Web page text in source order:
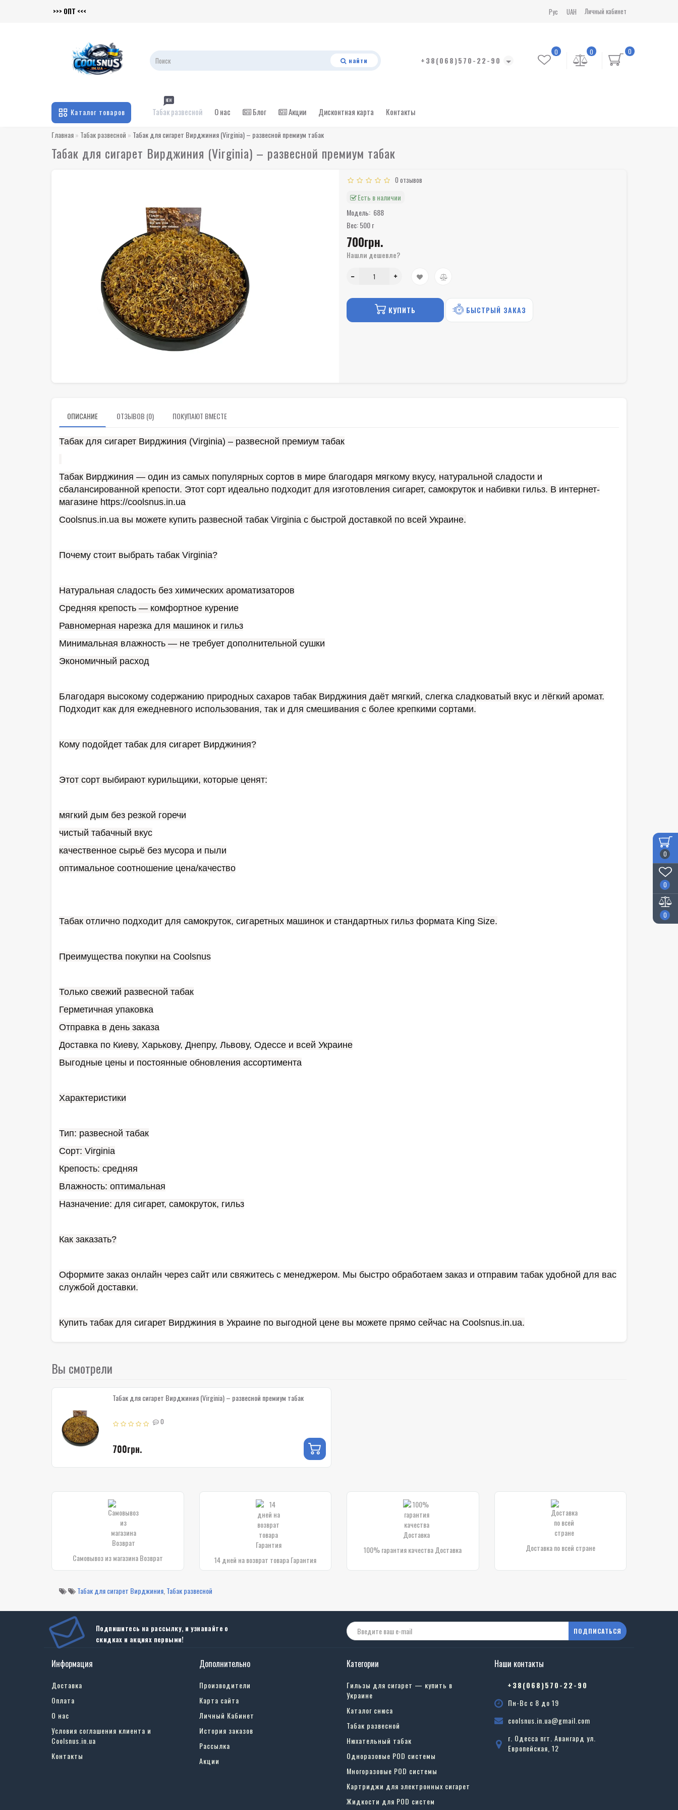
0
0
0
Личный кабинет
UAH
Рус
>>> ОПТ <<<
найти +38(068)570-22-90
0
0
0
Каталог товаров Табак развесной
NEW
О нас Блог Акции Дисконтная карта Контакты
Главная Табак развесной Табак для сигарет Вирджиния (Virginia) – развесной премиум табак
Табак для сигарет Вирджиния (Virginia) – развесной премиум табак
0 отзывов
Есть в наличии
Модель: 688
Вес: 500 г
700грн.
Нашли дешевле?
КУПИТЬ БЫСТРЫЙ ЗАКАЗ
ОПИСАНИЕ ОТЗЫВОВ (0) ПОКУПАЮТ ВМЕСТЕ
Табак для сигарет Вирджиния (Virginia) – развесной премиум табак
Табак Вирджиния — один из самых популярных сортов в мире благодаря мягкому вкусу, натуральной сладости и
сбалансированной крепости. Этот сорт идеально подходит для изготовления сигарет, самокруток и набивки гильз. В интернет-
магазине https://coolsnus.in.ua
Coolsnus.in.ua вы можете купить развесной табак Virginia с быстрой доставкой по всей Украине.
Почему стоит выбрать табак Virginia?
Натуральная сладость без химических ароматизаторов
Средняя крепость — комфортное курение
Равномерная нарезка для машинок и гильз
Минимальная влажность — не требует дополнительной сушки
Экономичный расход
Благодаря высокому содержанию природных сахаров табак Вирджиния даёт мягкий, слегка сладковатый вкус и лёгкий аромат.
Подходит как для ежедневного использования, так и для смешивания с более крепкими сортами.
Кому подойдет табак для сигарет Вирджиния?
Этот сорт выбирают курильщики, которые ценят:
мягкий дым без резкой горечи
чистый табачный вкус
качественное сырьё без мусора и пыли
оптимальное соотношение цена/качество
Табак отлично подходит для самокруток, сигаретных машинок и стандартных гильз формата King Size.
Преимущества покупки на Coolsnus
Только свежий развесной табак
Герметичная упаковка
Отправка в день заказа
Доставка по Киеву, Харькову, Днепру, Львову, Одессе и всей Украине
Выгодные цены и постоянные обновления ассортимента
Характеристики
Тип: развесной табак
Сорт: Virginia
Крепость: средняя
Влажность: оптимальная
Назначение: для сигарет, самокруток, гильз
Как заказать?
Оформите заказ онлайн через сайт или свяжитесь с менеджером. Мы быстро обработаем заказ и отправим табак удобной для вас
службой доставки.
Купить табак для сигарет Вирджиния в Украине по выгодной цене вы можете прямо сейчас на Coolsnus.in.ua.
Вы смотрели
Табак для сигарет Вирджиния (Virginia) – развесной премиум табак
0
700грн.
Самовывоз из магазина Возврат 14 дней на возврат товара Гарантия
100% гарантия качества Доставка Доставка по всей стране
Табак для сигарет Вирджиния,Табак развесной
Подпишитесь на рассылку, и узнавайте о
скидках и акциях первыми!
ПОДПИСАТЬСЯ
Информация
Доставка
Оплата
О нас
Условия соглашения клиента и
Coolsnus.in.ua
Контакты
Дополнительно
Производители
Карта сайта
Личный Кабинет
История заказов
Рассылка
Акции
Категории
Гильзы для сигарет — купить в
Украине
Каталог снюса
Табак развесной
Нюхательный табак
Одноразовые POD системы
Многоразовые POD системы
Картриджи для электронных сигарет
Жидкости для POD систем
Наши контакты
+38(068)570-22-90
Пн-Вс с 8 до 19
coolsnus.in.ua@gmail.com
г. Одесса пгт. Авангард ул.
Европейская, 12